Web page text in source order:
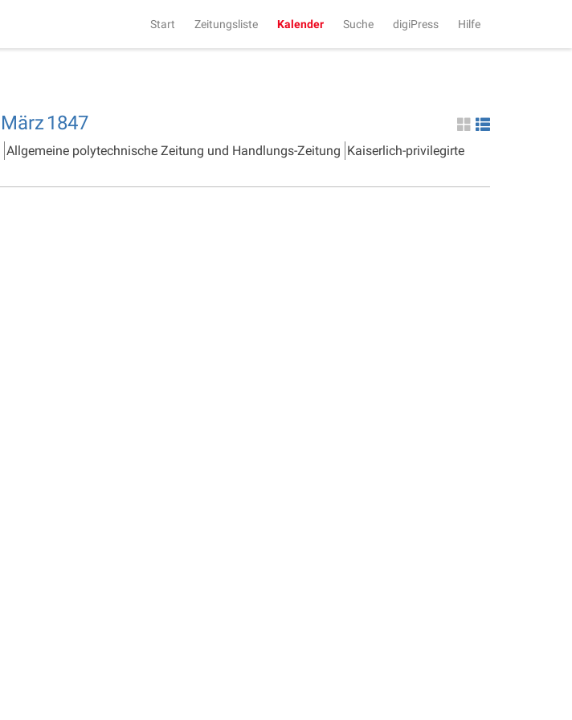
Start Zeitungsliste Kalender Suche digiPress Hilfe
März 1847
Allgemeine polytechnische Zeitung und Handlungs-Zeitung Kaiserlich-privilegirte